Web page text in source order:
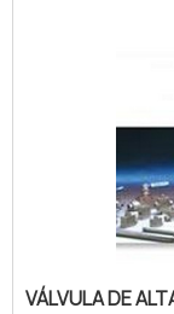
qualidade
ADICIONAIS
válido
de válvulas
pelo mercado..
VÁLVULA DE